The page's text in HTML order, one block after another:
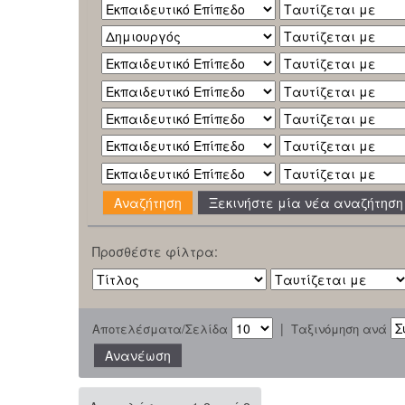
Ξεκινήστε μία νέα αναζήτηση
Προσθέστε φίλτρα:
Αποτελέσματα/Σελίδα | Ταξινόμηση ανά